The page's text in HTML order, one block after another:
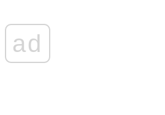
ad